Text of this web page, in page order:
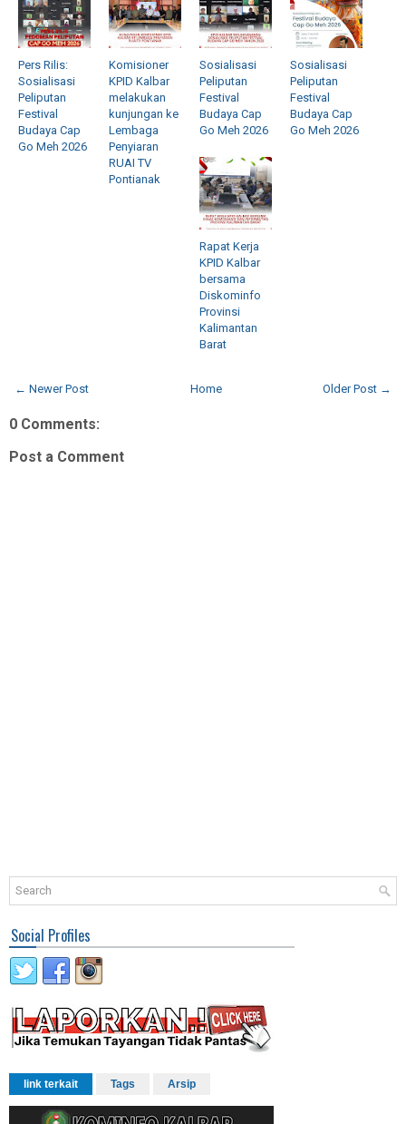
Pers Rilis:
Sosialisasi
Peliputan
Festival
Budaya Cap
Go Meh 2026
Komisioner
KPID Kalbar
melakukan
kunjungan ke
Lembaga
Penyiaran
RUAI TV
Pontianak
Sosialisasi
Peliputan
Festival
Budaya Cap
Go Meh 2026
Sosialisasi
Peliputan
Festival
Budaya Cap
Go Meh 2026
Rapat Kerja
KPID Kalbar
bersama
Diskominfo
Provinsi
Kalimantan
Barat
← Newer Post Older Post →
Home
0 Comments:
Post a Comment
Social Profiles
link terkait Tags Arsip